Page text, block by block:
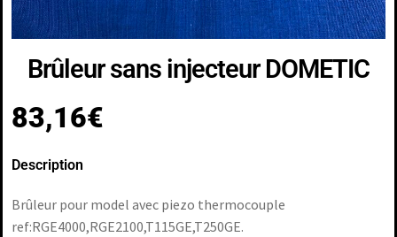
Brûleur sans injecteur DOMETIC
83,16€
Description
Brûleur pour model avec piezo thermocouple
ref:RGE4000,RGE2100,T115GE,T250GE.